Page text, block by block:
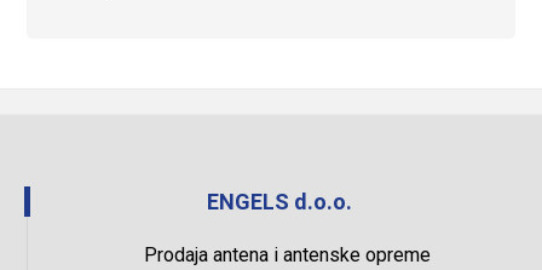
ENGELS d.o.o.
Prodaja antena i antenske opreme